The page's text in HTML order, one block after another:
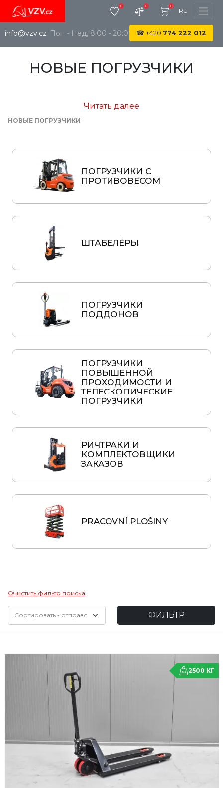
info@vzv.cz
0 0 0
RU
Пон - Нед, 8:00 - 20:00 ☎+420 774 222 012
НОВЫЕ ПОГРУЗЧИКИ
Читать далее
НОВЫЕ ПОГРУЗЧИКИ
ПОГРУЗЧИКИ С
ПРОТИВОВЕСОМ
ШТАБЕЛЁРЫ
ПОГРУЗЧИКИ
ПОДДОНОВ
ПОГРУЗЧИКИ
ПОВЫШЕННОЙ
ПРОХОДИМОСТИ И
ТЕЛЕСКОПИЧЕСКИЕ
ПОГРУЗЧИКИ
РИЧТРАКИ И
КОМПЛЕКТОВЩИКИ
ЗАКАЗОВ
PRACOVNÍ PLOŠINY
Очистить фильтр поиска
ФИЛЬТР
2500 КГ